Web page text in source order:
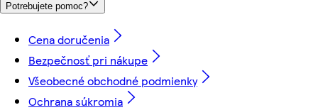
Potrebujete pomoc?
Cena doručenia
Bezpečnosť pri nákupe
Všeobecné obchodné podmienky
Ochrana súkromia